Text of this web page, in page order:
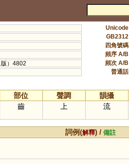
版）4802
Unicode
GB2312
四角號碼
頻序 A/B
頻次 A/B
普通話
部位 聲調 韻攝
齒 上 流
詞例(解釋) /備註